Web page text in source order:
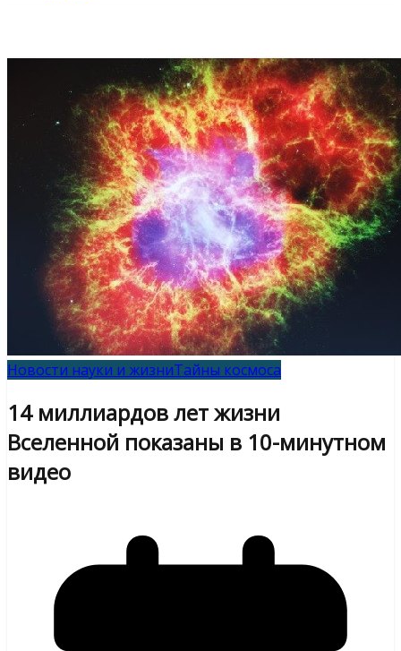
Новости науки и жизниТайны космоса
14 миллиардов лет жизни
Вселенной показаны в 10-минутном
видео